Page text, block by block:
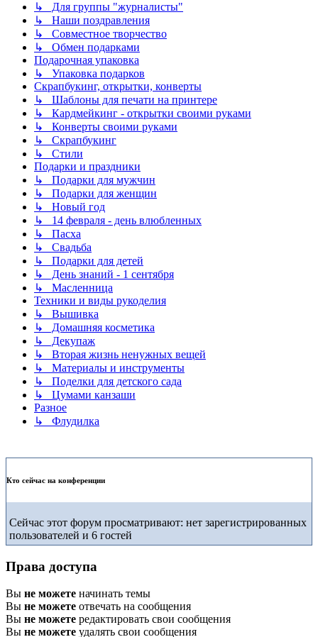
↳ Для группы "журналисты"
↳ Наши поздравления
↳ Совместное творчество
↳ Обмен подарками
Подарочная упаковка
↳ Упаковка подарков
Скрапбукинг, открытки, конверты
↳ Шаблоны для печати на принтере
↳ Кардмейкинг - открытки своими руками
↳ Конверты своими руками
↳ Скрапбукинг
↳ Стили
Подарки и праздники
↳ Подарки для мужчин
↳ Подарки для женщин
↳ Новый год
↳ 14 февраля - день влюбленных
↳ Пасха
↳ Свадьба
↳ Подарки для детей
↳ День знаний - 1 сентября
↳ Масленница
Техники и виды рукоделия
↳ Вышивка
↳ Домашняя косметика
↳ Декупаж
↳ Вторая жизнь ненужных вещей
↳ Материалы и инструменты
↳ Поделки для детского сада
↳ Цумами канзаши
Разное
↳ Флудилка
Кто сейчас на конференции
Сейчас этот форум просматривают: нет зарегистрированных
пользователей и 6 гостей
Права доступа
Вы не можете начинать темы
Вы не можете отвечать на сообщения
Вы не можете редактировать свои сообщения
Вы не можете удалять свои сообщения